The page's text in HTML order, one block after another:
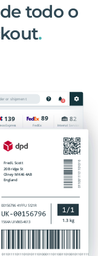
todo o
.